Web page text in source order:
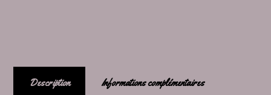
Description Informations complémentaires